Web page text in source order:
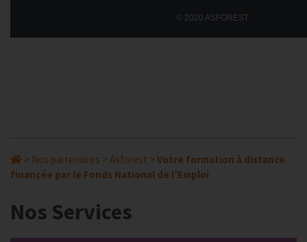
© 2020 ASFOREST
> Nos partenaires > Asforest > Votre formation à distance
financée par le Fonds National de l’Emploi
Nos Services